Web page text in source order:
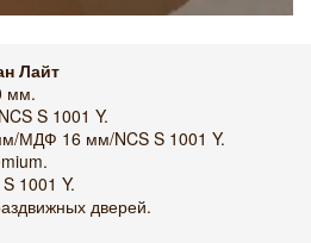
Лайт
мм.
S 1001 Y.
МДФ 16 мм/NCS S 1001 Y.
1001 Y.
дверей.